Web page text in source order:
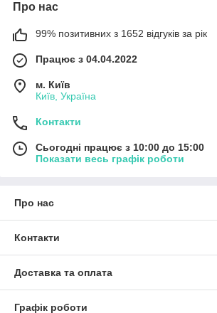
Про нас
99% позитивних з 1652 відгуків за рік
Працює з 04.04.2022
м. Київ
Київ, Україна
Контакти
Сьогодні працює з 10:00 до 15:00
Показати весь графік роботи
Про нас
Контакти
Доставка та оплата
Графік роботи